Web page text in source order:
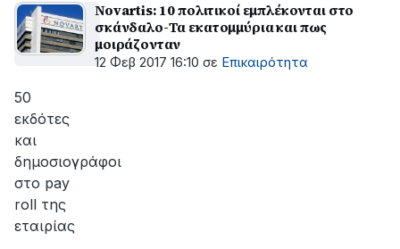
Novartis: 10 πολιτικοί εμπλέκονται στο
σκάνδαλο-Τα εκατομμύρια και πως
μοιράζονταν
12 Φεβ 2017 16:10 σε Επικαιρότητα
50
εκδότες
και
δημοσιογράφοι
στο pay
roll της
εταιρίας